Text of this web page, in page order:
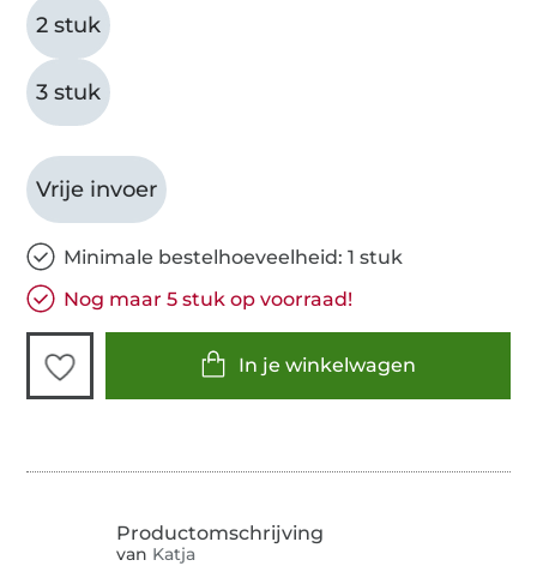
2 stuk
3 stuk
Vrije invoer
Minimale bestelhoeveelheid: 1 stuk
Nog maar 5 stuk op voorraad!
In je winkelwagen
van Katja